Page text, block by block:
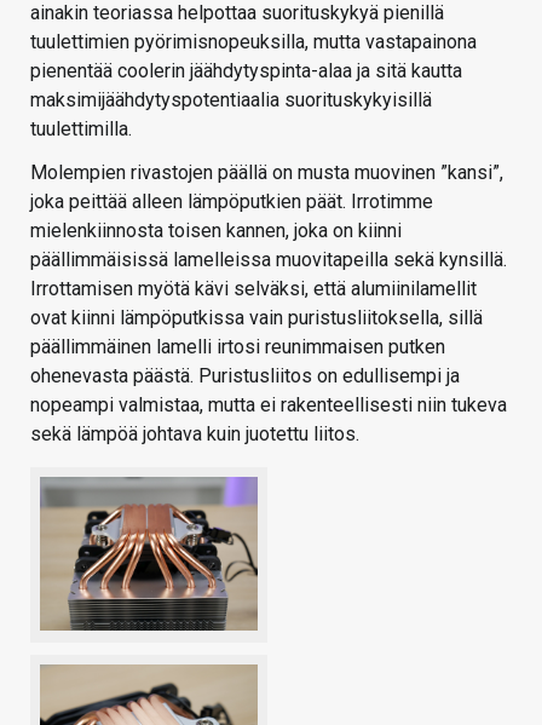
ainakin teoriassa helpottaa suorituskykyä pienillä
tuulettimien pyörimisnopeuksilla, mutta vastapainona
pienentää coolerin jäähdytyspinta-alaa ja sitä kautta
maksimijäähdytyspotentiaalia suorituskykyisillä
tuulettimilla.
Molempien rivastojen päällä on musta muovinen ”kansi”,
joka peittää alleen lämpöputkien päät. Irrotimme
mielenkiinnosta toisen kannen, joka on kiinni
päällimmäisissä lamelleissa muovitapeilla sekä kynsillä.
Irrottamisen myötä kävi selväksi, että alumiinilamellit
ovat kiinni lämpöputkissa vain puristusliitoksella, sillä
päällimmäinen lamelli irtosi reunimmaisen putken
ohenevasta päästä. Puristusliitos on edullisempi ja
nopeampi valmistaa, mutta ei rakenteellisesti niin tukeva
sekä lämpöä johtava kuin juotettu liitos.